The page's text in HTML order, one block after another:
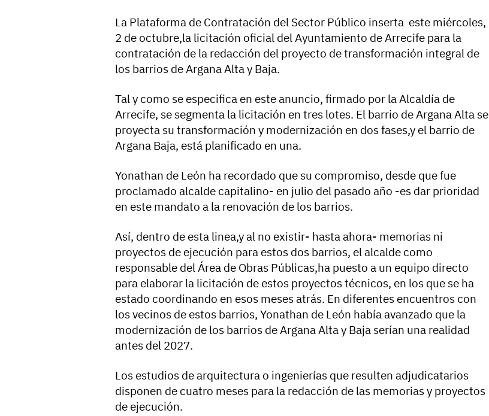
La Plataforma de Contratación del Sector Público inserta este miércoles,
2 de octubre,la licitación oficial del Ayuntamiento de Arrecife para la
contratación de la redacción del proyecto de transformación integral de
los barrios de Argana Alta y Baja.
Tal y como se especifica en este anuncio, firmado por la Alcaldía de
Arrecife, se segmenta la licitación en tres lotes. El barrio de Argana Alta se
proyecta su transformación y modernización en dos fases,y el barrio de
Argana Baja, está planificado en una.
Yonathan de León ha recordado que su compromiso, desde que fue
proclamado alcalde capitalino- en julio del pasado año -es dar prioridad
en este mandato a la renovación de los barrios.
Así, dentro de esta linea,y al no existir- hasta ahora- memorias ni
proyectos de ejecución para estos dos barrios, el alcalde como
responsable del Área de Obras Públicas,ha puesto a un equipo directo
para elaborar la licitación de estos proyectos técnicos, en los que se ha
estado coordinando en esos meses atrás. En diferentes encuentros con
los vecinos de estos barrios, Yonathan de León había avanzado que la
modernización de los barrios de Argana Alta y Baja serían una realidad
antes del 2027.
Los estudios de arquitectura o ingenierías que resulten adjudicatarios
disponen de cuatro meses para la redacción de las memorias y proyectos
de ejecución.